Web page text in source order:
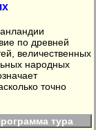
по древней
величественных
народных
точно
тура